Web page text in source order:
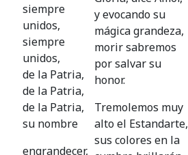
siempre
unidos,
siempre
unidos,
de la Patria,
de la Patria,
de la Patria,
su nombre
engrandecer,
y evocando su
mágica grandeza,
morir sabremos
por salvar su
honor.
Tremolemos muy
alto el Estandarte,
sus colores en la